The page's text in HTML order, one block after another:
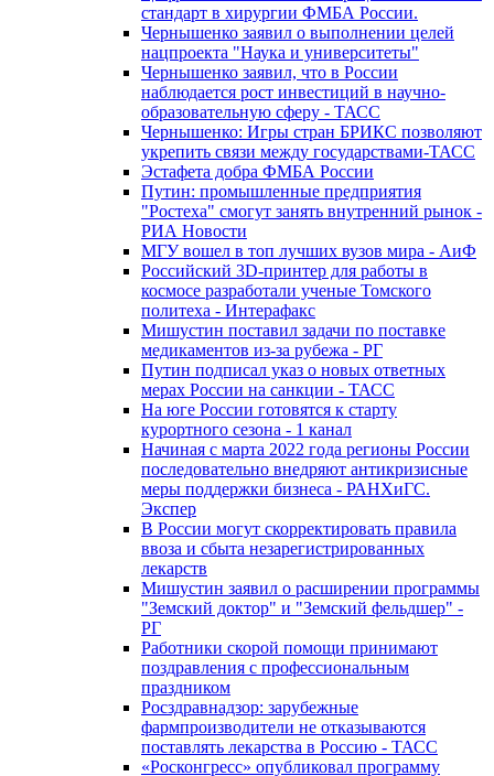
стандарт в хирургии ФМБА России.
Чернышенко заявил о выполнении целей
нацпроекта "Наука и университеты"
Чернышенко заявил, что в России
наблюдается рост инвестиций в научно-
образовательную сферу - ТАСС
Чернышенко: Игры стран БРИКС позволяют
укрепить связи между государствами-ТАСС
Эстафета добра ФМБА России
Путин: промышленные предприятия
"Ростеха" смогут занять внутренний рынок -
РИА Новости
МГУ вошел в топ лучших вузов мира - АиФ
Российский 3D-принтер для работы в
космосе разработали ученые Томского
политеха - Интерафакс
Мишустин поставил задачи по поставке
медикаментов из-за рубежа - РГ
Путин подписал указ о новых ответных
мерах России на санкции - ТАСС
На юге России готовятся к старту
курортного сезона - 1 канал
Начиная с марта 2022 года регионы России
последовательно внедряют антикризисные
меры поддержки бизнеса - РАНХиГС.
Экспер
В России могут скорректировать правила
ввоза и сбыта незарегистрированных
лекарств
Мишустин заявил о расширении программы
"Земский доктор" и "Земский фельдшер" -
РГ
Работники скорой помощи принимают
поздравления с профессиональным
праздником
Росздравнадзор: зарубежные
фармпроизводители не отказываются
поставлять лекарства в Россию - ТАСС
«Росконгресс» опубликовал программу